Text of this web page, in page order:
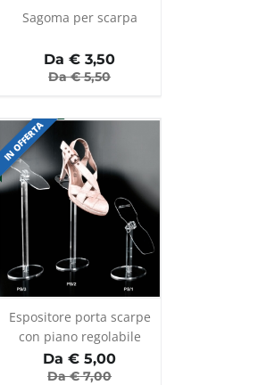
Sagoma per scarpa
Da € 3,50
Da €5,50
IN OFFERTA
Espositore porta scarpe
con piano regolabile
Da € 5,00
Da €7,00